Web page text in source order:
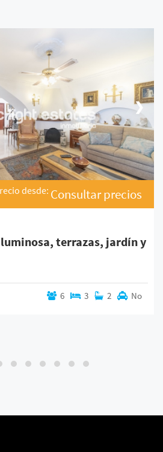
❯
desde: Consultar precios
luminosa, terrazas, jardín y
6 3 2 No